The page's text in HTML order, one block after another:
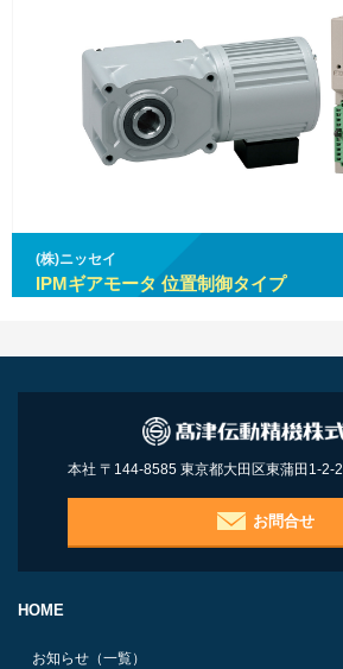
(株)ニッセイ
IPMギアモータ 位置制御タイプ
本社 〒144-8585 東京都大田区東蒲田1-2-2
お問合せ
HOME
お知らせ（一覧）